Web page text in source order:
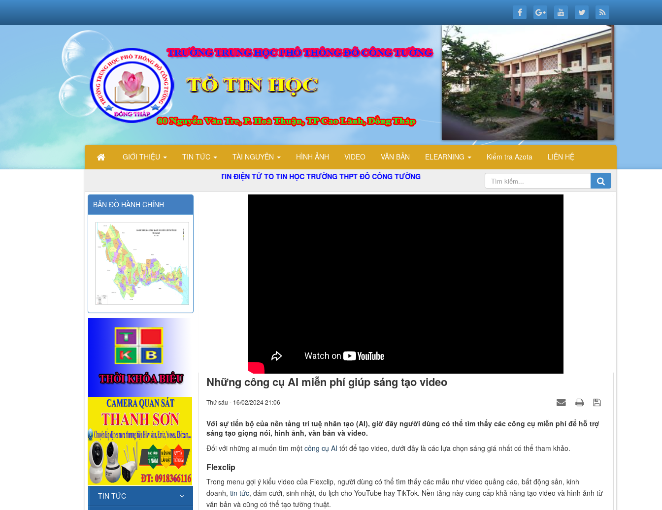
GIỚI THIỆU TIN TỨC TÀI NGUYÊN HÌNH ẢNH VIDEO VĂN BẢN ELEARNING Kiểm tra Azota
LIÊN HỆ
CHÀO MỪNG CÁC BẠN ĐẾN VỚI TRANG THÔNG TIN ĐIỆN TỬ TỔ TIN HỌC TRƯỜNG THPT ĐỖ CÔNG TƯỜNG
Những công cụ AI miễn phí giúp sáng tạo video
Thứ sáu - 16/02/2024 21:06
Với sự tiến bộ của nền tảng trí tuệ nhân tạo (AI), giờ đây người dùng có thể tìm thấy các công cụ miễn phí để hỗ trợ
sáng tạo giọng nói, hình ảnh, văn bản và video.
Đối với những ai muốn tìm một công cụ AI tốt để tạo video, dưới đây là các lựa chọn sáng giá nhất có thể tham khảo.
Flexclip
Trong menu gợi ý kiểu video của Flexclip, người dùng có thể tìm thấy các mẫu như video quảng cáo, bất động sản, kinh
doanh, tin tức, đám cưới, sinh nhật, du lịch cho YouTube hay TikTok. Nền tảng này cung cấp khả năng tạo video và hình ảnh từ
văn bản và cũng có thể tạo tường thuật.
BẢN ĐỒ HÀNH CHÍNH
TIN TỨC